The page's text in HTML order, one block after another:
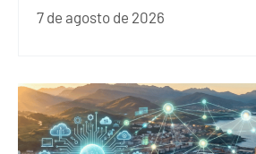
7 de agosto de 2026